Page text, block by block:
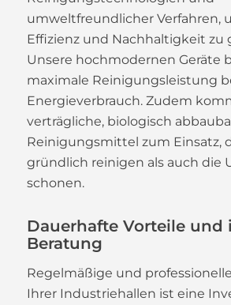
umweltfreundlicher Verfahren,
Effizienz und Nachhaltigkeit zu
Unsere hochmodernen Geräte
maximale Reinigungsleistung
Energieverbrauch. Zudem
verträgliche, biologisch
Reinigungsmittel zum Einsatz,
gründlich reinigen als auch die
schonen.
Dauerhafte Vorteile
Beratung
Regelmäßige und
Ihrer Industriehallen ist eine